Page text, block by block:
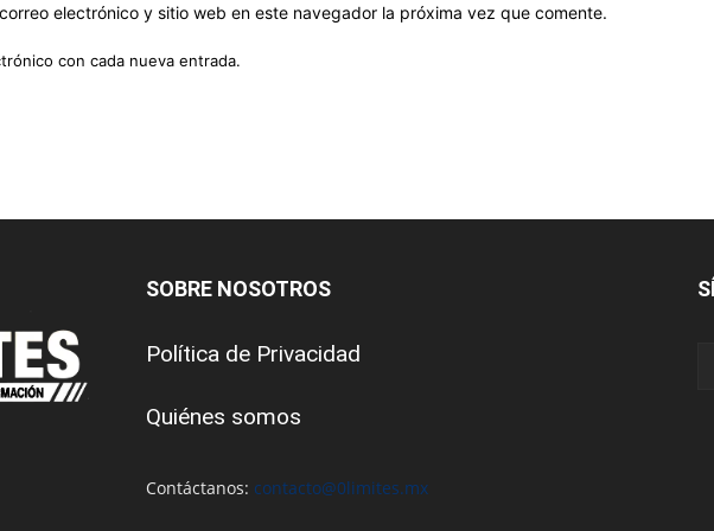
electrónico y sitio web en este navegador la próxima vez que comente.
con cada nueva entrada.
SOBRE NOSOTROS
Política de Privacidad
Quiénes somos
Contáctanos: contacto@0limites.mx